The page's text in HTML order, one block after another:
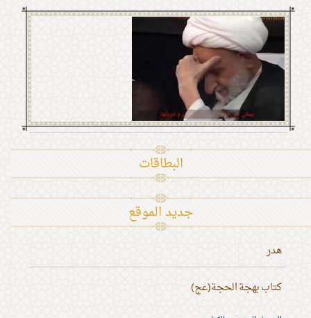
البطاقات
جديد الموقع
هدر
كتاب بهجة الحجة(عج)